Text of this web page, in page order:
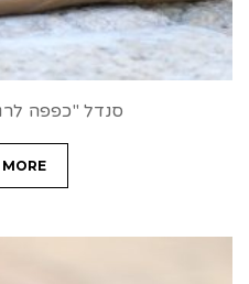
סנדל "כפפה